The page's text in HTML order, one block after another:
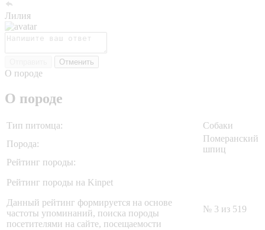
Лилия
Отменить
О породе
О породе
Тип питомца:
Собаки
Порода:
Померанский
шпиц
Рейтинг породы:
Рейтинг породы на Kinpet
Данный рейтинг формируется на основе
частоты упоминаний, поиска породы
посетителями на сайте, посещаемости
№ 3 из 519